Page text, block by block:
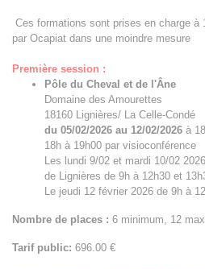
Ces formations sont prises en charge à
par Ocapiat dans une moindre mesure
Première session :
Pôle du Cheval et de l'Âne
Domaine des Amourettes
18160 Lignières/ La Celle-Condé
du 05/02/2026 au 12/02/2026 à
18h à 19h00 par visioconférence
Les lundi 9/02 et mardi 10/02
de Lignières de 9h à 12h30 et
Le jeudi 12 février 2026 de 9h à
Nombre de places : 6 minimum, 12
Tarif public: 696.00 €